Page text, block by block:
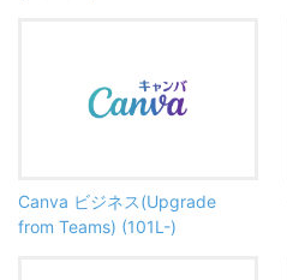
Canva ビジネス(Upgrade
from Teams) (101L-)